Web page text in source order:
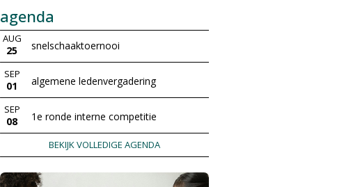
agenda
AUG
25 snelschaaktoernooi
SEP
01 algemene ledenvergadering
SEP
08 1e ronde interne competitie
BEKIJK VOLLEDIGE AGENDA